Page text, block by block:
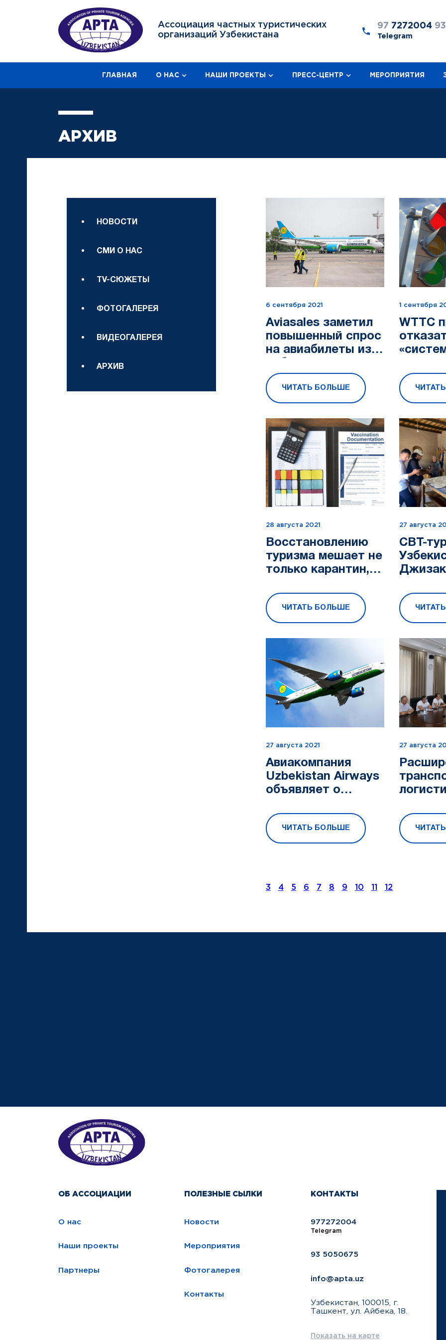
Ассоциация частных туристических
организаций Узбекистана
97 7272004 93
Telegram
ГЛАВНАЯ О НАС НАШИ ПРОЕКТЫ ПРЕСС-ЦЕНТР МЕРОПРИЯТИЯ
АРХИВ
НОВОСТИ
СМИ О НАС
TV-СЮЖЕТЫ
ФОТОГАЛЕРЕЯ
ВИДЕОГАЛЕРЕЯ
АРХИВ
6 сентября 2021
Aviasales заметил
повышенный спрос
на авиабилеты из
ЧИТАТЬ БОЛЬШЕ
1 сентября
WTTC
непр...
28 августа 2021
Восстановлению
туризма мешает не
только карантин,
сертификатами
Covid-19, к такому
выводу пришли с...
ЧИТАТЬ БОЛЬШЕ
27 августа
СВТ-
домов
27 августа 2021
Авиакомпания
Uzbekistan Airways
объявляет о
новой модели
авиаперевозок
ЧИТАТЬ БОЛЬШЕ
27 августа
3 4 5 6 7 8 9 10 11 12
ОБ АССОЦИАЦИИ
О нас
Наши проекты
Партнеры
ПОЛЕЗНЫЕ СЫЛКИ
Новости
Мероприятия
Фотогалерея
Контакты
КОНТАКТЫ
977272004
Telegram
93 5050675
info@apta.uz
Узбекистан, 100015, г.
Ташкент, ул. Айбека, 18.
Показать на карте